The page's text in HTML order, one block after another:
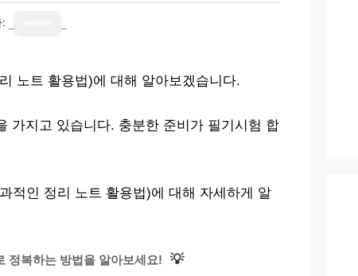
노트 활용법)에 대해 알아보겠습니다.
가지고 있습니다. 충분한 준비가 필기시험 합
적인 정리 노트 활용법)에 대해 자세하게 알
정복하는 방법을 알아보세요! 💡